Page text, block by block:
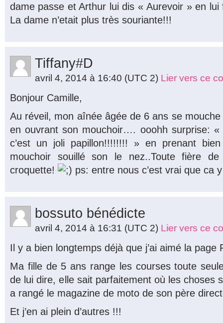
dame passe et Arthur lui dis « Aurevoir » en
La dame n’etait plus très souriante!!!
Tiffany#D
avril 4, 2014 à 16:40 (UTC 2) Lier vers ce
Bonjour Camille,
Au réveil, mon aînée âgée de 6 ans se
en ouvrant son mouchoir…. ooohh surprise: «
c’est un joli papillon!!!!!!!! » en prenant
mouchoir souillé son le nez..Toute fière
croquette!
ps: entre nous c’est vrai que ca
bossuto bénédicte
avril 4, 2014 à 16:31 (UTC 2) Lier vers ce
Il y a bien longtemps déjà que j’ai aimé la
Ma fille de 5 ans range les courses toute
de lui dire, elle sait parfaitement où les choses
a rangé le magazine de moto de son père
Et j’en ai plein d’autres !!!